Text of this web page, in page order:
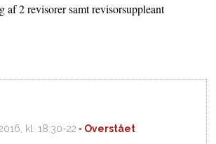
af 2 revisorer samt revisorsuppleant
kl. 18:30-22